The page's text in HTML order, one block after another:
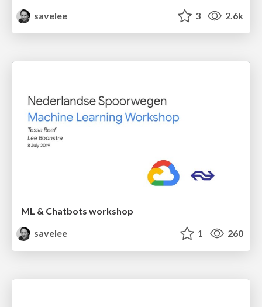
savelee
3 2.6k
ML & Chatbots workshop
savelee
1 260